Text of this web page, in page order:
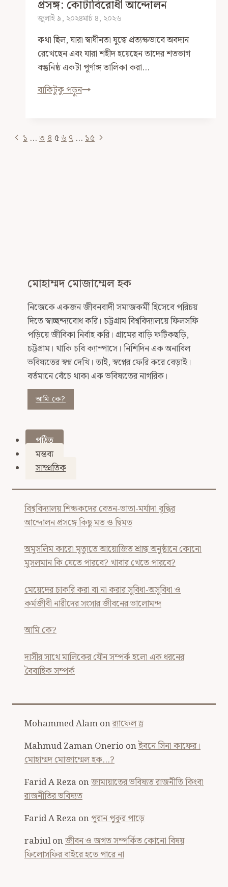
এলাকাতে
প্রসঙ্গ: কোটাবিরোধী আন্দোলন
জুলাই ৯, ২০২৪মার্চ ৪, ২০২৬
কথা ছিল, যারা স্বাধীনতা যুদ্ধে প্রত্যক্ষভাবে অবদান
রেখেছেন এবং যারা শহীদ হয়েছেন তাদের শতভাগ
বস্তুনিষ্ঠ একটা পূর্ণাঙ্গ তালিকা করা…
বাকিটুকু পড়ুনপ্রসঙ্গ:
Page
Previous
১ …৩৪৫৬৭ …১৫ Next
মোহাম্মদ মোজাম্মেল হক
নিজেকে একজন জীবনবাদী সমাজকর্মী হিসেবে পরিচয়
দিতে স্বাচ্ছন্দ্যবোধ করি। চট্টগ্রাম বিশ্ববিদ্যালয়ে ফিলসফি
পড়িয়ে জীবিকা নির্বাহ করি। গ্রামের বাড়ি ফটিকছড়ি,
চট্টগ্রাম। থাকি চবি ক্যাম্পাসে। নিশিদিন এক অনাবিল
ভবিষ্যতের স্বপ্ন দেখি। তাই, স্বপ্নের ফেরি করে বেড়াই।
বর্তমানে বেঁচে থাকা এক ভবিষ্যতের নাগরিক।
আমি কে?
পঠিত
মন্তব্য
সাম্প্রতিক
বিশ্ববিদ্যালয় শিক্ষকদের বেতন-ভাতা-মর্যাদা বৃদ্ধির
আন্দোলন প্রসঙ্গে কিছু মত ও দ্বিমত
অমুসলিম কারো মৃত্যুতে আয়োজিত শ্রাদ্ধ অনুষ্ঠানে কোনো
মুসলমান কি যেতে পারবে? খাবার খেতে পারবে?
মেয়েদের চাকরি করা বা না করার সুবিধা-অসুবিধা ও
কর্মজীবী নারীদের সংসার জীবনের ভালোমন্দ
আমি কে?
দাসীর সাথে মালিকের যৌন সম্পর্ক হলো এক ধরনের
বৈবাহিক সম্পর্ক
Mohammed Alamonর‍্যাফেল ড্র
Mahmud Zaman Onerio onইবনে সিনা কাফের।
মোহাম্মদ মোজাম্মেল হক…?
Farid A Reza onজামায়াতের ভবিষ্যত রাজনীতি কিংবা
রাজনীতির ভবিষ্যত
Farid A Reza onপুরান পুকুর পাড়ে
rabiulonজীবন ও জগত সম্পর্কিত কোনো বিষয়
ফিলোসফির বাইরে হতে পারে না